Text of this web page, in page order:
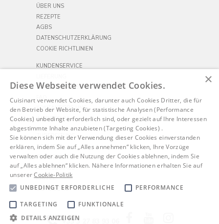
ÜBER UNS
REZEPTE
AGBS
DATENSCHUTZERKLÄRUNG
COOKIE RICHTLINIEN
KUNDENSERVICE
RÜCKSENDUNGEN
KONTAKTIERE UNS
IMPRESSUM
ZUBEREITUNG
KOCHEN
FRÜHSTÜCK
ACCESSOIRES
KAFFEE
OUTDOORS
+33 3 27 83 93 06
×
Diese Webseite verwendet Cookies.
Cuisinart verwendet Cookies, darunter auch Cookies Dritter, die für
den Betrieb der Website, für statistische Analysen (Performance
Cookies) unbedingt erforderlich sind, oder gezielt auf Ihre Interessen
abgestimmte Inhalte anzubieten (Targeting Cookies) .
Sie können sich mit der Verwendung dieser Cookies einverstanden
erklären, indem Sie auf „Alles annehmen“ klicken, Ihre Vorzüge
verwalten oder auch die Nutzung der Cookies ablehnen, indem Sie
auf „Alles ablehnen“ klicken. Nähere Informationen erhalten Sie auf
unsererCookie-Politik
UNBEDINGT ERFORDERLICHE
PERFORMANCE
TARGETING
FUNKTIONALE
DETAILS ANZEIGEN